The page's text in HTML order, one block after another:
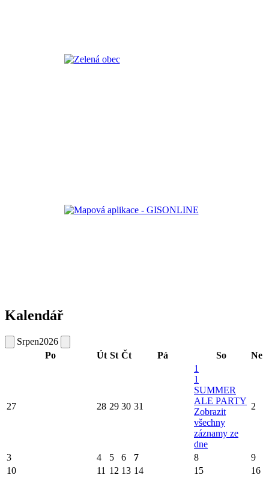
Kalendář
Srpen2026
Po
Út St Čt Pá So Ne
27 28 29 30 31
1
1
SUMMER
ALE PARTY
Zobrazit
všechny
záznamy ze
dne
2
3 4 5 6 7 8
9
10
11 12 13 14 15
16